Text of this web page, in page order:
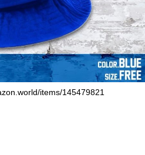
items/145479821